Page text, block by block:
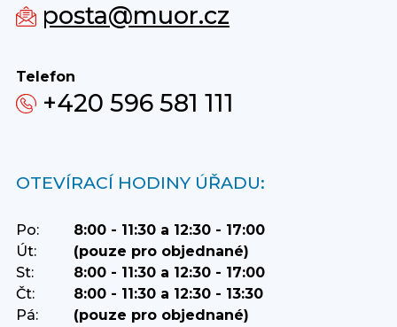
posta@muor.cz
Telefon
+420 596 581 111
OTEVÍRACÍ HODINY ÚŘADU:
Po:
8:00 - 11:30 a 12:30 - 17:00
Út:
(pouze pro objednané)
St:
8:00 - 11:30 a 12:30 - 17:00
Čt:
8:00 - 11:30 a 12:30 - 13:30
Pá:
(pouze pro objednané)